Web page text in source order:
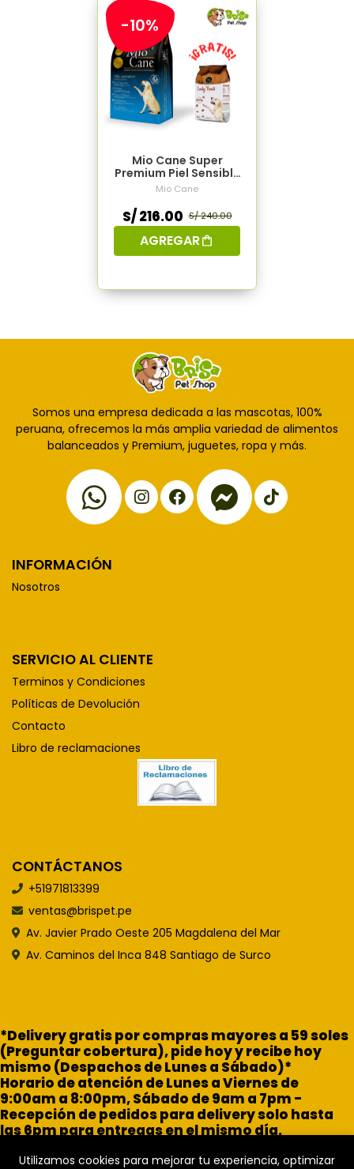
-10%
Mio Cane Super
Premium Piel Sensible
15kg
Mio Cane
S/ 240.00
S/ 216.00
AGREGAR
Somos una empresa dedicada a las mascotas, 100%
peruana, ofrecemos la más amplia variedad de alimentos
balanceados y Premium, juguetes, ropa y más.
INFORMACIÓN
Nosotros
SERVICIO AL CLIENTE
Terminos y Condiciones
Políticas de Devolución
Contacto
Libro de reclamaciones
CONTÁCTANOS
+51971813399
ventas@brispet.pe
Av. Javier Prado Oeste 205 Magdalena del Mar
Av. Caminos del Inca 848 Santiago de Surco
*Delivery gratis por compras mayores a 59 soles
(Preguntar cobertura), pide hoy y recibe hoy
mismo (Despachos de Lunes a Sábado)*
Horario de atención de Lunes a Viernes de
9:00am a 8:00pm, Sábado de 9am a 7pm -
Recepción de pedidos para delivery solo hasta
las 6pm para entregas en el mismo día.
Utilizamos cookies para mejorar tu experiencia, optimizar